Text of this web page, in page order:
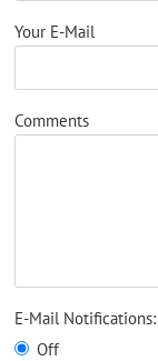
Your E-Mail
Comments
E-Mail Notifications:
Off